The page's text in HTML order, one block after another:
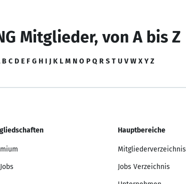
Mitglieder, von A bis Z
B C D E F G H I J K L M N O P Q R S T U V W X Y Z
Hauptbereiche
Mitgliederverzeichnis
Jobs Verzeichnis